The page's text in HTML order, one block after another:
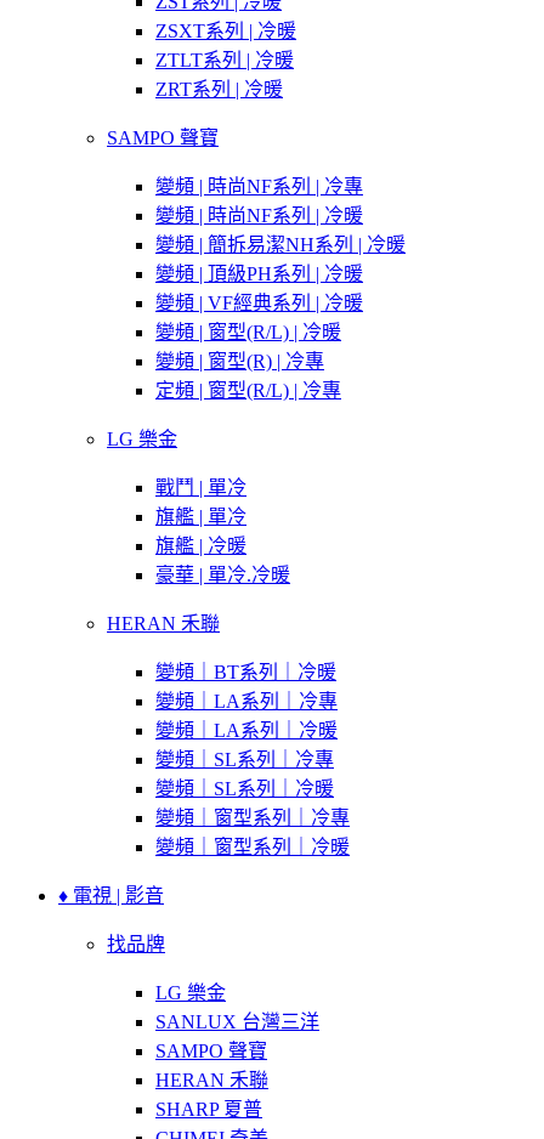
ZSXT系列 | 冷暖
ZTLT系列 | 冷暖
ZRT系列 | 冷暖
SAMPO 聲寶
變頻 | 時尚NF系列 | 冷專
變頻 | 時尚NF系列 | 冷暖
變頻 | 簡拆易潔NH系列 | 冷暖
變頻 | 頂級PH系列 | 冷暖
變頻 | VF經典系列 | 冷暖
變頻 | 窗型(R/L) | 冷暖
變頻 | 窗型(R) | 冷專
定頻 | 窗型(R/L) | 冷專
LG 樂金
戰鬥 | 單冷
旗艦 | 單冷
旗艦 | 冷暖
豪華 | 單冷.冷暖
HERAN 禾聯
變頻｜BT系列｜冷暖
變頻｜LA系列｜冷專
變頻｜LA系列｜冷暖
變頻｜SL系列｜冷專
變頻｜SL系列｜冷暖
變頻｜窗型系列｜冷專
變頻｜窗型系列｜冷暖
♦ 電視 | 影音
找品牌
LG 樂金
SANLUX 台灣三洋
SAMPO 聲寶
HERAN 禾聯
SHARP 夏普